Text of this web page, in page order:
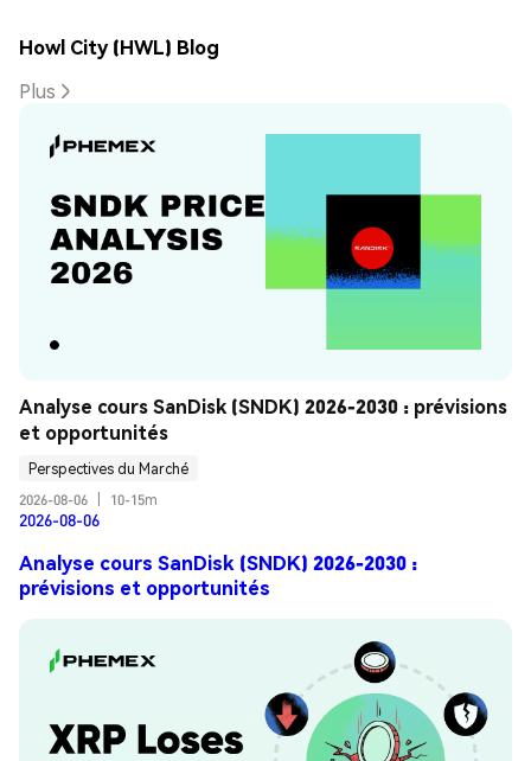
Howl City (HWL) Blog
Plus
Analyse cours SanDisk (SNDK) 2026-2030 : prévisions
et opportunités
Perspectives du Marché
2026-08-06
10-15m
2026-08-06
Analyse cours SanDisk (SNDK) 2026-2030 :
prévisions et opportunités